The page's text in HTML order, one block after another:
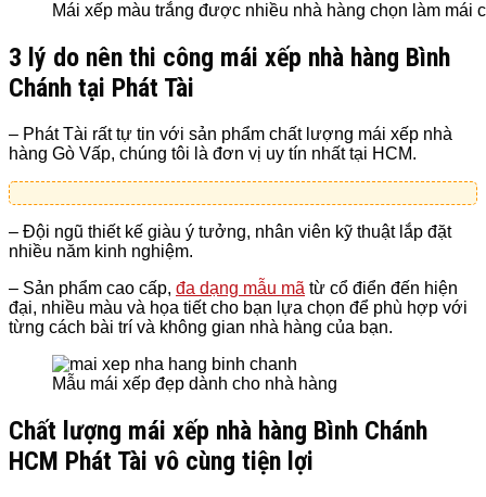
Mái xếp màu trắng được nhiều nhà hàng chọn làm mái
3 lý do nên thi công mái xếp nhà hàng Bình
Chánh tại Phát Tài
– Phát Tài rất tự tin với sản phẩm chất lượng mái xếp nhà
hàng Gò Vấp, chúng tôi là đơn vị uy tín nhất tại HCM.
– Đội ngũ thiết kế giàu ý tưởng, nhân viên kỹ thuật lắp đặt
nhiều năm kinh nghiệm.
– Sản phẩm cao cấp, đa dạng mẫu mã từ cổ điển đến hiện
đại, nhiều màu và họa tiết cho bạn lựa chọn để phù hợp với
từng cách bài trí và không gian nhà hàng của bạn.
Mẫu mái xếp đẹp dành cho nhà hàng
Chất lượng mái xếp nhà hàng Bình Chánh
HCM Phát Tài vô cùng tiện lợi